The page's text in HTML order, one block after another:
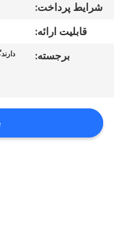
درخواست
نقل
شرایط پرداخت:
قابلیت ارائه:
برجسته: